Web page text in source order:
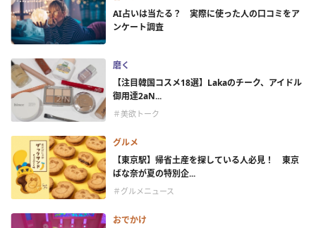
AI占いは当たる？ 実際に使った人の口コミをア
ンケート調査
磨く
【注目韓国コスメ18選】Lakaのチーク、アイドル
御用達2aN...
＃美欲トーク
グルメ
【東京駅】帰省土産を探している人必見！ 東京
ばな奈が夏の特別企...
＃グルメニュース
おでかけ